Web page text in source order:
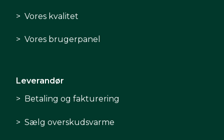
Vores kvalitet
Vores brugerpanel
Leverandør
Betaling og fakturering
Sælg overskudsvarme